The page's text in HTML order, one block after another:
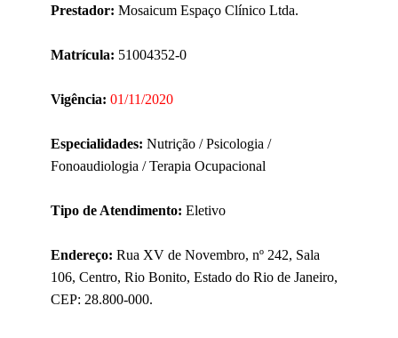
Prestador: Mosaicum Espaço Clínico Ltda.
Matrícula: 51004352-0
Vigência: 01/11/2020
Especialidades: Nutrição / Psicologia /
Fonoaudiologia / Terapia Ocupacional
Tipo de Atendimento: Eletivo
Endereço: Rua XV de Novembro, nº 242, Sala
106, Centro, Rio Bonito, Estado do Rio de Janeiro,
CEP: 28.800-000.